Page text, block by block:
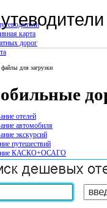
карта
дорог
отелей
автомобиля
экскурсий
путешествий
КАСКО+ОСАГО
связь и интернет
для загрузки